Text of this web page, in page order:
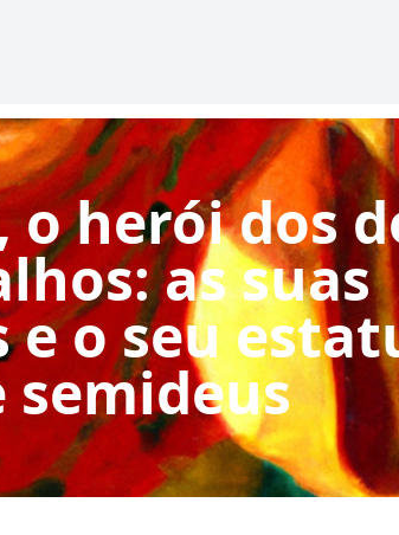
o herói dos
as suas
e o seu
semideus